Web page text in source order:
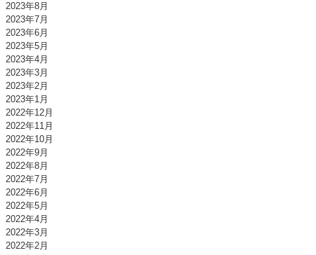
2023年8月
2023年7月
2023年6月
2023年5月
2023年4月
2023年3月
2023年2月
2023年1月
2022年12月
2022年11月
2022年10月
2022年9月
2022年8月
2022年7月
2022年6月
2022年5月
2022年4月
2022年3月
2022年2月